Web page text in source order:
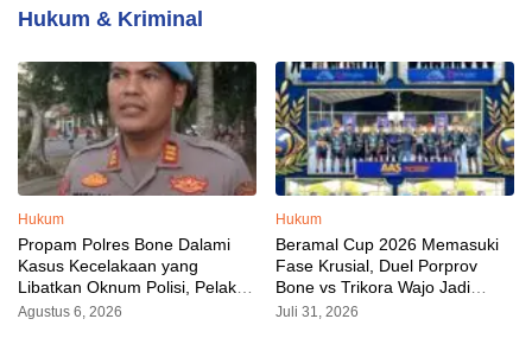
Hukum & Kriminal
Hukum
Propam Polres Bone Dalami
Kasus Kecelakaan yang
Libatkan Oknum Polisi, Pelaku
Sudah Diamankan
Agustus 6, 2026
Hukum
Beramal Cup 2026 Memasuki
Fase Krusial, Duel Porprov
Bone vs Trikora Wajo Jadi
Sorotan Malam Ini
Juli 31, 2026